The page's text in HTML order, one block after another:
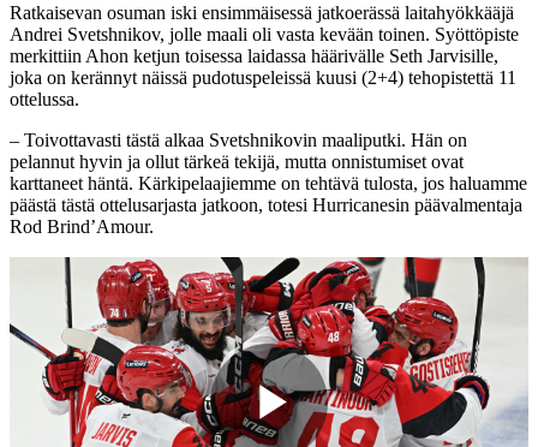
Ratkaisevan osuman iski ensimmäisessä jatkoerässä laitahyökkääjä
Andrei Svetshnikov, jolle maali oli vasta kevään toinen. Syöttöpiste
merkittiin Ahon ketjun toisessa laidassa häärivälle Seth Jarvisille,
joka on kerännyt näissä pudotuspeleissä kuusi (2+4) tehopistettä 11
ottelussa.
– Toivottavasti tästä alkaa Svetshnikovin maaliputki. Hän on
pelannut hyvin ja ollut tärkeä tekijä, mutta onnistumiset ovat
karttaneet häntä. Kärkipelaajiemme on tehtävä tulosta, jos haluamme
päästä tästä ottelusarjasta jatkoon, totesi Hurricanesin päävalmentaja
Rod Brind’Amour.